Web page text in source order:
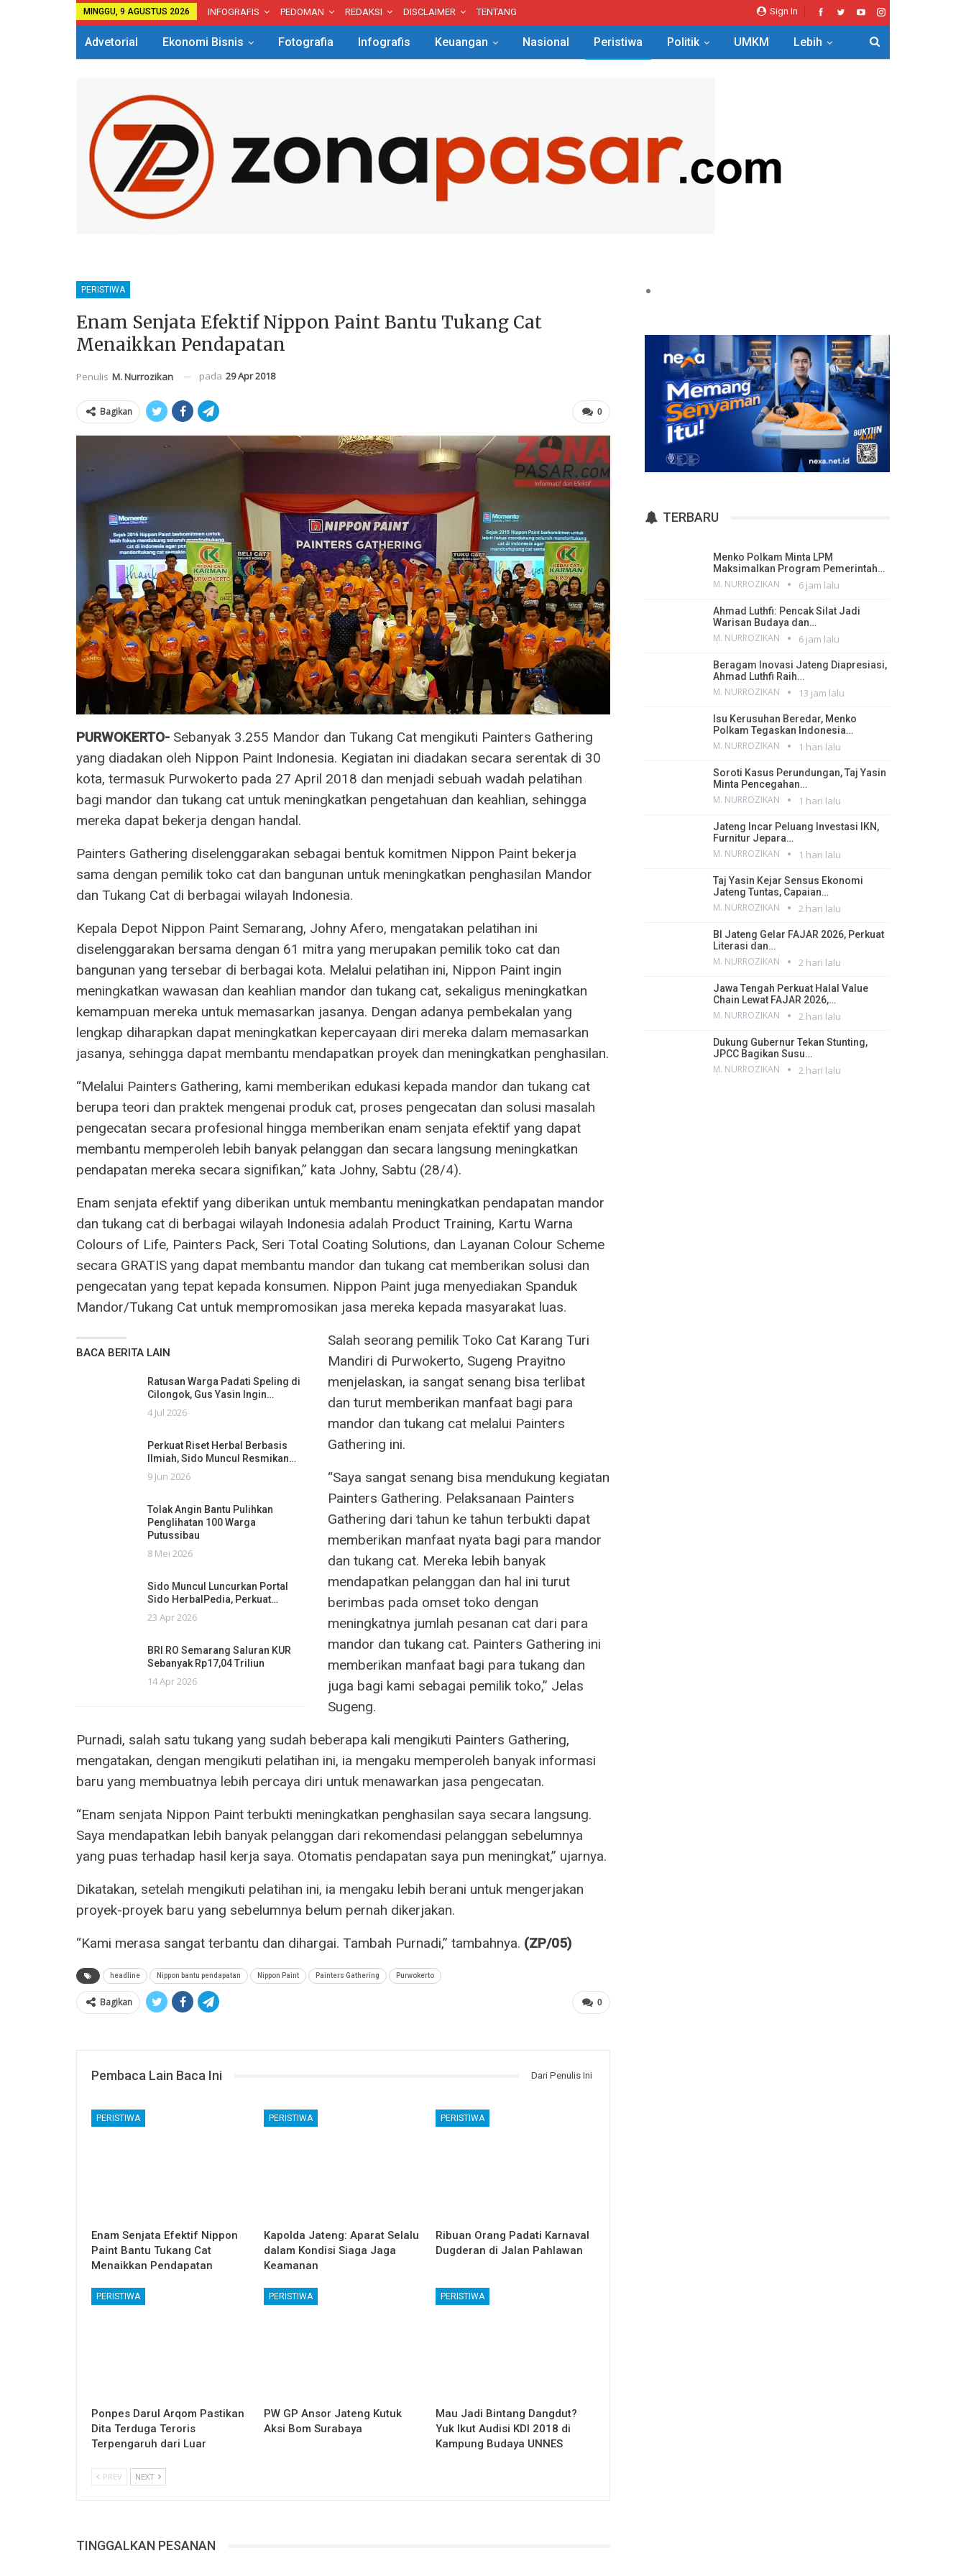
Sign In
MINGGU, 9 AGUSTUS 2026 INFOGRAFIS PEDOMAN REDAKSI DISCLAIMER TENTANG
Advetorial Ekonomi Bisnis Fotografia Infografis Keuangan Nasional Peristiwa Politik UMKM Lebih
PERISTIWA
Enam Senjata Efektif Nippon Paint Bantu Tukang Cat
Menaikkan Pendapatan
Penulis M. Nurrozikan pada 29 Apr 2018
0
Bagikan
PURWOKERTO- Sebanyak 3.255 Mandor dan Tukang Cat mengikuti Painters Gathering
yang diadakan oleh Nippon Paint Indonesia. Kegiatan ini diadakan secara serentak di 30
kota, termasuk Purwokerto pada 27 April 2018 dan menjadi sebuah wadah pelatihan
bagi mandor dan tukang cat untuk meningkatkan pengetahuan dan keahlian, sehingga
mereka dapat bekerja dengan handal.
Painters Gathering diselenggarakan sebagai bentuk komitmen Nippon Paint bekerja
sama dengan pemilik toko cat dan bangunan untuk meningkatkan penghasilan Mandor
dan Tukang Cat di berbagai wilayah Indonesia.
Kepala Depot Nippon Paint Semarang, Johny Afero, mengatakan pelatihan ini
diselenggarakan bersama dengan 61 mitra yang merupakan pemilik toko cat dan
bangunan yang tersebar di berbagai kota. Melalui pelatihan ini, Nippon Paint ingin
meningkatkan wawasan dan keahlian mandor dan tukang cat, sekaligus meningkatkan
kemampuan mereka untuk memasarkan jasanya. Dengan adanya pembekalan yang
lengkap diharapkan dapat meningkatkan kepercayaan diri mereka dalam memasarkan
jasanya, sehingga dapat membantu mendapatkan proyek dan meningkatkan penghasilan.
“Melalui Painters Gathering, kami memberikan edukasi kepada mandor dan tukang cat
berupa teori dan praktek mengenai produk cat, proses pengecatan dan solusi masalah
pengecatan secara profesional hingga memberikan enam senjata efektif yang dapat
membantu memperoleh lebih banyak pelanggan dan secara langsung meningkatkan
pendapatan mereka secara signifikan,” kata Johny, Sabtu (28/4).
Enam senjata efektif yang diberikan untuk membantu meningkatkan pendapatan mandor
dan tukang cat di berbagai wilayah Indonesia adalah Product Training, Kartu Warna
Colours of Life, Painters Pack, Seri Total Coating Solutions, dan Layanan Colour Scheme
secara GRATIS yang dapat membantu mandor dan tukang cat memberikan solusi dan
pengecatan yang tepat kepada konsumen. Nippon Paint juga menyediakan Spanduk
Mandor/Tukang Cat untuk mempromosikan jasa mereka kepada masyarakat luas.
BACA BERITA LAIN
Ratusan Warga Padati Speling di
Cilongok, Gus Yasin Ingin…
4 Jul 2026
Perkuat Riset Herbal Berbasis
Ilmiah, Sido Muncul Resmikan…
9 Jun 2026
Tolak Angin Bantu Pulihkan
Penglihatan 100 Warga
Putussibau
8 Mei 2026
Sido Muncul Luncurkan Portal
Sido HerbalPedia, Perkuat…
23 Apr 2026
BRI RO Semarang Saluran KUR
Sebanyak Rp17,04 Triliun
14 Apr 2026
Salah seorang pemilik Toko Cat Karang Turi
Mandiri di Purwokerto, Sugeng Prayitno
menjelaskan, ia sangat senang bisa terlibat
dan turut memberikan manfaat bagi para
mandor dan tukang cat melalui Painters
Gathering ini.
“Saya sangat senang bisa mendukung kegiatan
Painters Gathering. Pelaksanaan Painters
Gathering dari tahun ke tahun terbukti dapat
memberikan manfaat nyata bagi para mandor
dan tukang cat. Mereka lebih banyak
mendapatkan pelanggan dan hal ini turut
berimbas pada omset toko dengan
meningkatnya jumlah pesanan cat dari para
mandor dan tukang cat. Painters Gathering ini
memberikan manfaat bagi para tukang dan
juga bagi kami sebagai pemilik toko,” Jelas
Sugeng.
Purnadi, salah satu tukang yang sudah beberapa kali mengikuti Painters Gathering,
mengatakan, dengan mengikuti pelatihan ini, ia mengaku memperoleh banyak informasi
baru yang membuatnya lebih percaya diri untuk menawarkan jasa pengecatan.
“Enam senjata Nippon Paint terbukti meningkatkan penghasilan saya secara langsung.
Saya mendapatkan lebih banyak pelanggan dari rekomendasi pelanggan sebelumnya
yang puas terhadap hasil kerja saya. Otomatis pendapatan saya pun meningkat,” ujarnya.
Dikatakan, setelah mengikuti pelatihan ini, ia mengaku lebih berani untuk mengerjakan
proyek-proyek baru yang sebelumnya belum pernah dikerjakan.
“Kami merasa sangat terbantu dan dihargai. Tambah Purnadi,” tambahnya. (ZP/05)
headline Nippon bantu pendapatan Nippon Paint Painters Gathering Purwokerto
0
Bagikan
Pembaca Lain Baca Ini Dari Penulis Ini
PERISTIWA
Enam Senjata Efektif Nippon
Paint Bantu Tukang Cat
Menaikkan Pendapatan
PERISTIWA
Kapolda Jateng: Aparat Selalu
dalam Kondisi Siaga Jaga
Keamanan
PERISTIWA
Ribuan Orang Padati Karnaval
Dugderan di Jalan Pahlawan
PERISTIWA
Ponpes Darul Arqom Pastikan
Dita Terduga Teroris
Terpengaruh dari Luar
PERISTIWA
PW GP Ansor Jateng Kutuk
Aksi Bom Surabaya
PERISTIWA
Mau Jadi Bintang Dangdut?
Yuk Ikut Audisi KDI 2018 di
Kampung Budaya UNNES
PREV NEXT
TINGGALKAN PESANAN
TERBARU
Menko Polkam Minta LPM
Maksimalkan Program Pemerintah…
M. NURROZIKAN 6 jam lalu
Ahmad Luthfi: Pencak Silat Jadi
Warisan Budaya dan…
M. NURROZIKAN 6 jam lalu
Beragam Inovasi Jateng Diapresiasi,
Ahmad Luthfi Raih…
M. NURROZIKAN 13 jam lalu
Isu Kerusuhan Beredar, Menko
Polkam Tegaskan Indonesia…
M. NURROZIKAN 1 hari lalu
Soroti Kasus Perundungan, Taj Yasin
Minta Pencegahan…
M. NURROZIKAN 1 hari lalu
Jateng Incar Peluang Investasi IKN,
Furnitur Jepara…
M. NURROZIKAN 1 hari lalu
Taj Yasin Kejar Sensus Ekonomi
Jateng Tuntas, Capaian…
M. NURROZIKAN 2 hari lalu
BI Jateng Gelar FAJAR 2026, Perkuat
Literasi dan…
M. NURROZIKAN 2 hari lalu
Jawa Tengah Perkuat Halal Value
Chain Lewat FAJAR 2026,…
M. NURROZIKAN 2 hari lalu
Dukung Gubernur Tekan Stunting,
JPCC Bagikan Susu…
M. NURROZIKAN 2 hari lalu